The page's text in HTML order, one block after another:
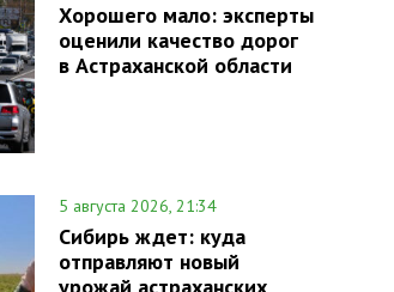
Хорошего мало: эксперты
оценили качество дорог
в Астраханской области
5 августа 2026, 21:34
Сибирь ждет: куда
отправляют новый